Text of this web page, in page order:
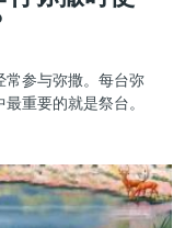
常参与弥撒。每台弥
重要的就是祭台。